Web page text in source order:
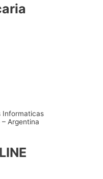
Informaticas
– Argentina